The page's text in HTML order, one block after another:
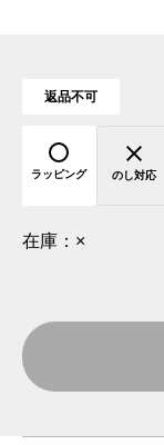
返品不可
ラッピング のし対応
在庫： ×